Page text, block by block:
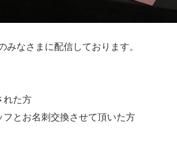
みなさまに配信しております。
れた方
とお名刺交換させて頂いた方